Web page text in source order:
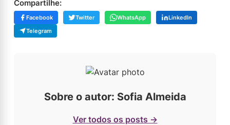
Compartilhe:
Facebook Twitter WhatsApp
LinkedIn
Telegram
Sobre o autor: Sofia Almeida
Ver todos os posts →